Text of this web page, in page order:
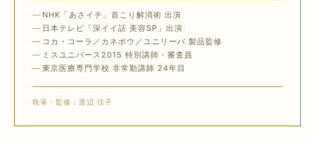
NHK「あさイチ」首こり解消術 出演
日本テレビ「深イイ話 美容SP」出演
コカ・コーラ／カネボウ／ユニリーバ 製品監修
ミスユニバース2015 特別講師・審査員
東京医療専門学校 非常勤講師 24年目
執筆・監修：渡辺 佳子